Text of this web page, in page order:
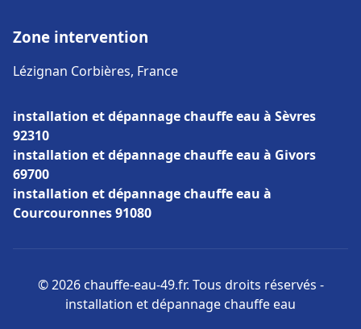
Zone intervention
Lézignan Corbières, France
installation et dépannage chauffe eau à Sèvres
92310
installation et dépannage chauffe eau à Givors
69700
installation et dépannage chauffe eau à
Courcouronnes 91080
© 2026 chauffe-eau-49.fr. Tous droits réservés -
installation et dépannage chauffe eau